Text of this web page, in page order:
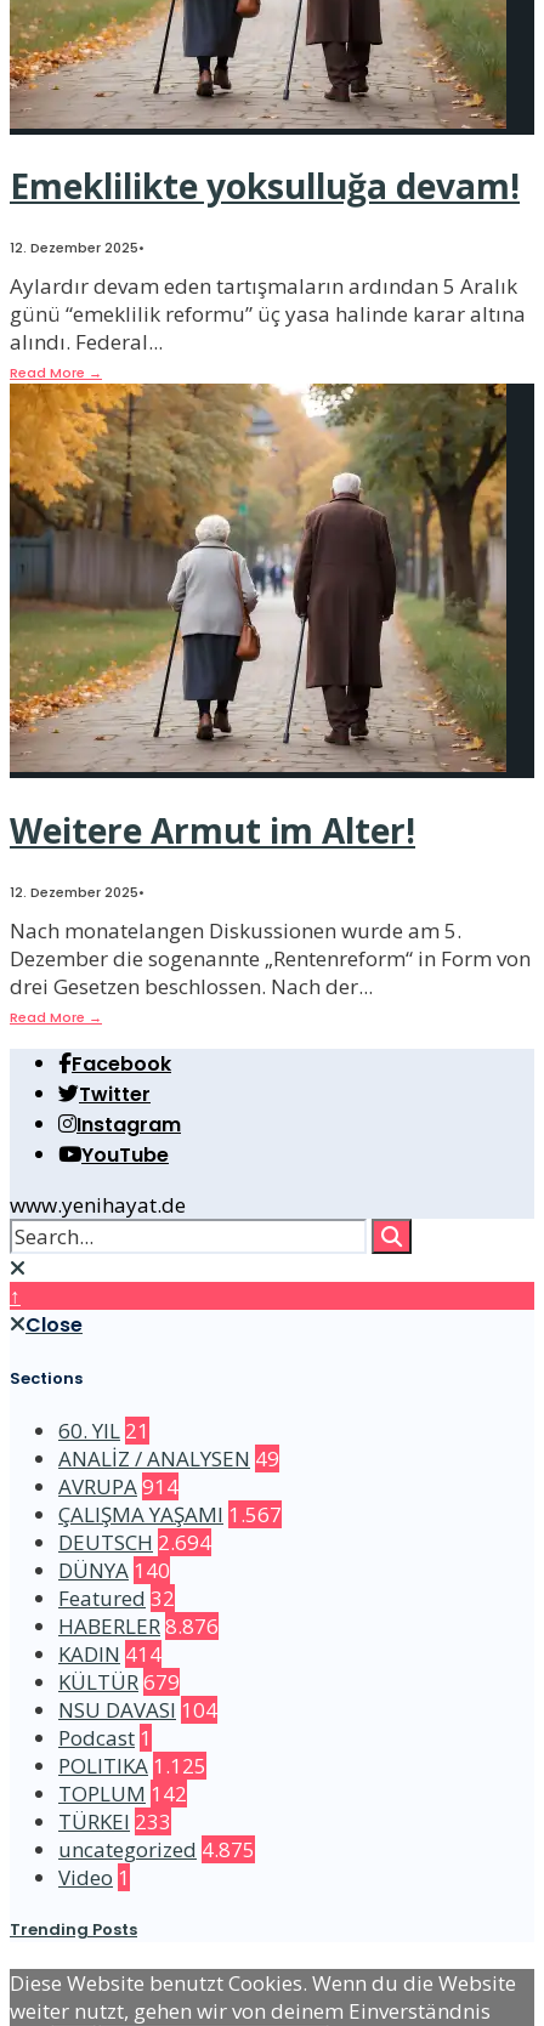
Emeklilikte yoksulluğa devam!
12. Dezember 2025•
Aylardır devam eden tartışmaların ardından 5 Aralık
günü “emeklilik reformu” üç yasa halinde karar altına
alındı. Federal...
Read More →
Weitere Armut im Alter!
12. Dezember 2025•
Nach monatelangen Diskussionen wurde am 5.
Dezember die sogenannte „Rentenreform“ in Form von
drei Gesetzen beschlossen. Nach der...
Read More →
Facebook
Twitter
Instagram
YouTube
www.yenihayat.de
↑
Close
Sections
60. YIL 21
ANALİZ / ANALYSEN 49
AVRUPA914
ÇALIŞMA YAŞAMI 1.567
DEUTSCH 2.694
DÜNYA 140
Featured 32
HABERLER8.876
KADIN 414
KÜLTÜR679
NSU DAVASI 104
Podcast 1
POLITIKA 1.125
TOPLUM 142
TÜRKEI 233
uncategorized 4.875
Video 1
Trending Posts
Diese Website benutzt Cookies. Wenn du die Website
weiter nutzt, gehen wir von deinem Einverständnis